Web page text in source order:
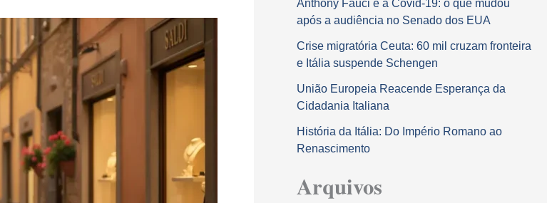
Anthony Fauci e a Covid-19: o que mudou
após a audiência no Senado dos EUA
Crise migratória Ceuta: 60 mil cruzam fronteira
e Itália suspende Schengen
União Europeia Reacende Esperança da
Cidadania Italiana
História da Itália: Do Império Romano ao
Renascimento
Arquivos